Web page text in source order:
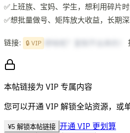
✅上班族、宝妈、学生，想利用碎片
✅想批量做号、矩阵放大收益，长期
链接: 🔒 VIP
本帖链接为 VIP 专属内容
您可以开通 VIP 解锁全站资源，或
¥5 解锁本帖链接 开通 VIP 更划算